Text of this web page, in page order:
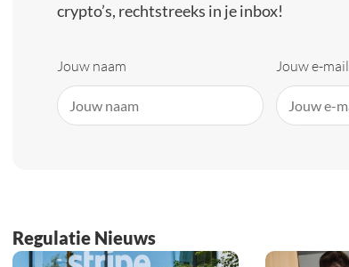
crypto’s, rechtstreeks in je inbox!
Jouw naam Jouw e-mail
Regulatie Nieuws